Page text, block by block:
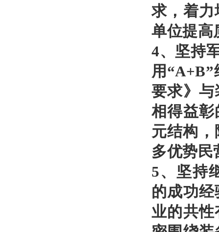
求，着
单位提高
4、坚持
用“A+B”
要求》
相得益
元结构
多优势民
5、坚持
的成功
业的共